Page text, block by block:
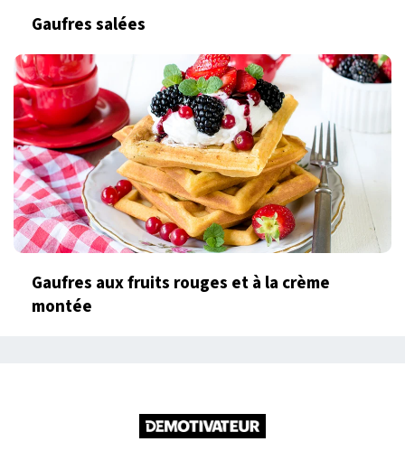
Gaufres salées
Gaufres aux fruits rouges et à la crème
montée